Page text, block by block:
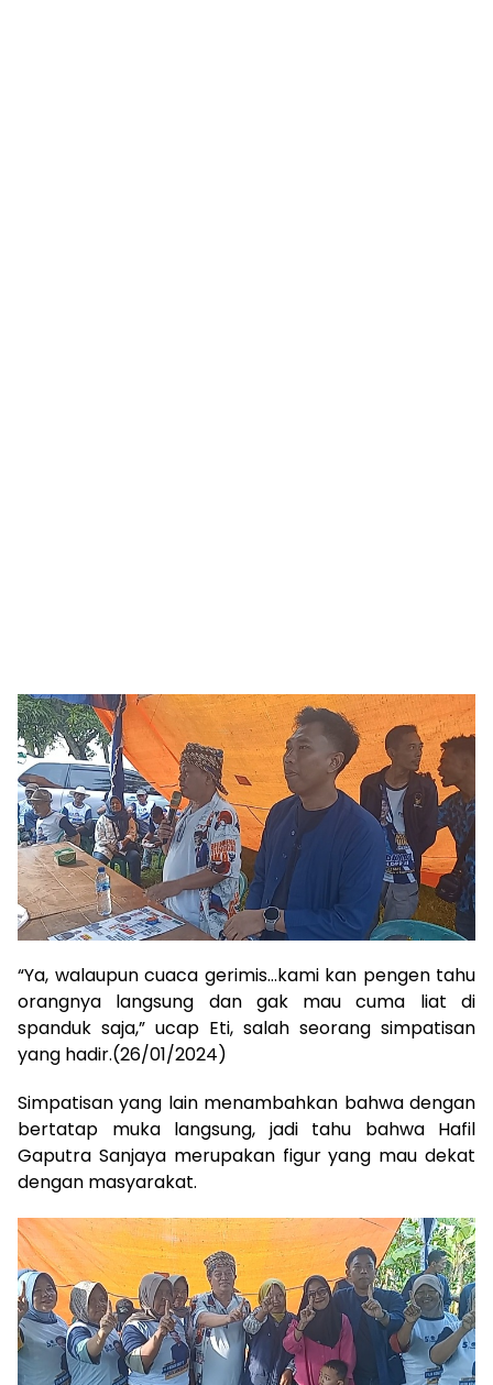
“Ya, walaupun cuaca gerimis…kami kan pengen tahu
orangnya langsung dan gak mau cuma liat di
spanduk saja,” ucap Eti, salah seorang simpatisan
yang hadir.(26/01/2024)
Simpatisan yang lain menambahkan bahwa dengan
bertatap muka langsung, jadi tahu bahwa Hafil
Gaputra Sanjaya merupakan figur yang mau dekat
dengan masyarakat.